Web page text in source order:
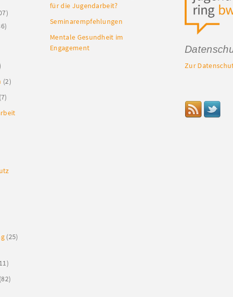
(2)
(7)
(25)
(82)
für die Jugendarbeit?
Seminarempfehlungen
Mentale Gesundheit im
Engagement
Zur